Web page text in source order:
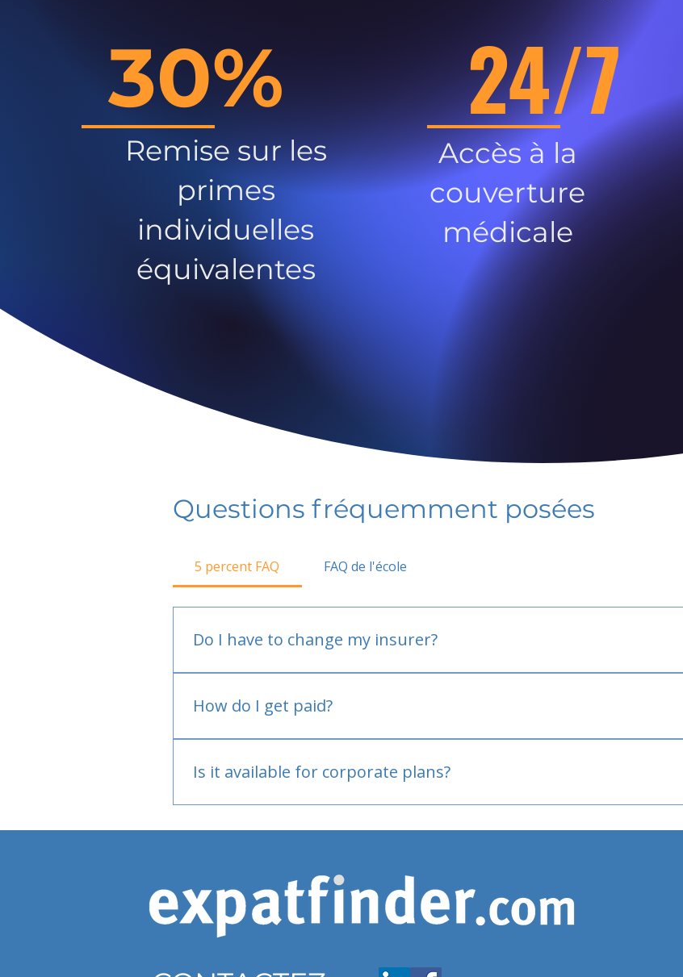
30%
Remise sur les
primes
individuelles
équivalentes
24/7
Accès à la
couverture
médicale
Questions fréquemment posées
5 percent FAQ FAQ de l'école
Do I have to change my insurer?
How do I get paid?
Is it available for corporate plans?